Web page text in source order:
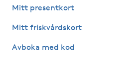
Kinesisk medicin
Mitt presentkort
Mitt friskvårdskort
Avboka med kod